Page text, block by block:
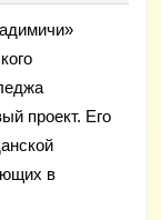
проект. Его
в